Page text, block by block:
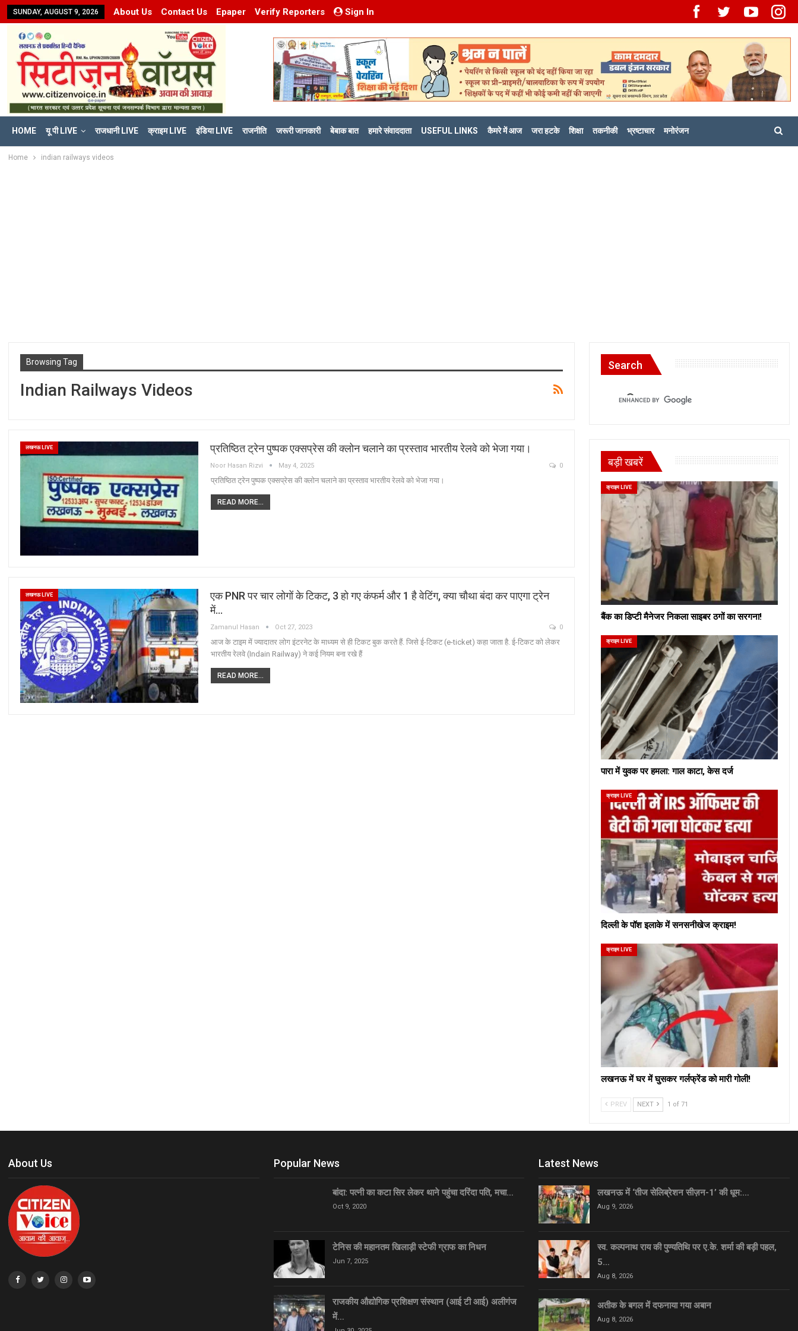
SUNDAY, AUGUST 9, 2026 About Us Contact Us Epaper Verify Reporters Sign In
HOME यू पी LIVE राजधानी LIVE क्राइम LIVE इंडिया LIVE राजनीति जरूरी जानकारी बेबाक बात हमारे संवाददाता USEFUL LINKS कैमरे में आज जरा हटके शिक्षा तकनीकी भ्रष्टाचार मनोरंजन
Home indian railways videos
Browsing Tag
Indian Railways Videos
लखनऊ LIVE प्रतिष्ठित ट्रेन पुष्पक एक्सप्रेस की क्लोन चलाने का प्रस्ताव भारतीय रेलवे को भेजा गया।
Noor Hasan Rizvi May 4, 2025 0
प्रतिष्ठित ट्रेन पुष्पक एक्सप्रेस की क्लोन चलाने का प्रस्ताव भारतीय रेलवे को भेजा गया।
READ MORE...
लखनऊ LIVE
एक PNR पर चार लोगों के टिकट, 3 हो गए कंफर्म और 1 है वेटिंग, क्‍या चौथा बंदा कर पाएगा ट्रेन
में…
Zamanul Hasan Oct 27, 2023 0
आज के टाइम में ज्यादातर लोग इंटरनेट के माध्यम से ही टिकट बुक करते हैं. जिसे ई-टिकट (e-ticket) कहा जाता है. ई-टिकट को लेकर
भारतीय रेलवे (Indain Railway) ने कई नियम बना रखे हैं
READ MORE...
Search
बड़ी खबरें
क्राइम LIVE
बैंक का डिप्टी मैनेजर निकला साइबर ठगों का सरगना!
क्राइम LIVE
पारा में युवक पर हमला: गाल काटा, केस दर्ज
क्राइम LIVE
दिल्ली के पॉश इलाके में सनसनीखेज क्राइम!
क्राइम LIVE
लखनऊ में घर में घुसकर गर्लफ्रेंड को मारी गोली!
PREV NEXT 1 of 71
About Us Popular News
बांदा: पत्नी का कटा सिर लेकर थाने पहुंचा दरिंदा पति, मचा…
Oct 9, 2020
टेनिस की महानतम खिलाड़ी स्टेफी ग्राफ का निधन
Jun 7, 2025
राजकीय औद्योगिक प्रशिक्षण संस्थान (आई टी आई) अलीगंज
में…
Latest News
लखनऊ में ‘तीज सेलिब्रेशन सीज़न-1’ की धूम:…
Aug 9, 2026
स्व. कल्पनाथ राय की पुण्यतिथि पर ए.के. शर्मा की बड़ी पहल,
5…
Aug 8, 2026
अतीक के बगल में दफनाया गया अबान
Aug 8, 2026